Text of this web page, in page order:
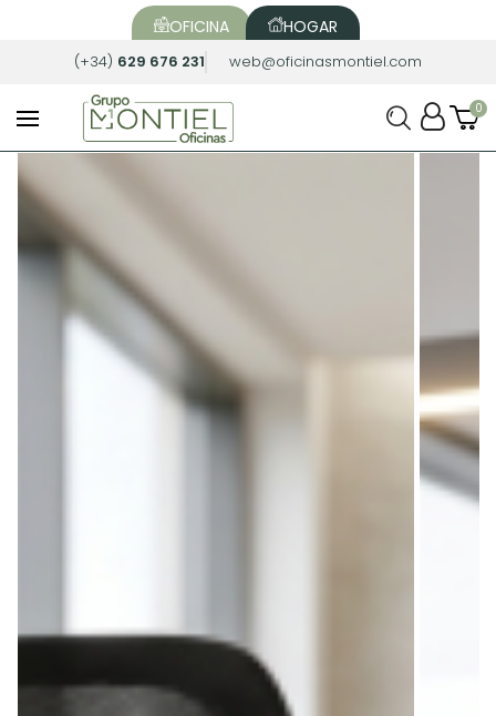
OFICINA HOGAR
(+34) 629 676 231 web@oficinasmontiel.com